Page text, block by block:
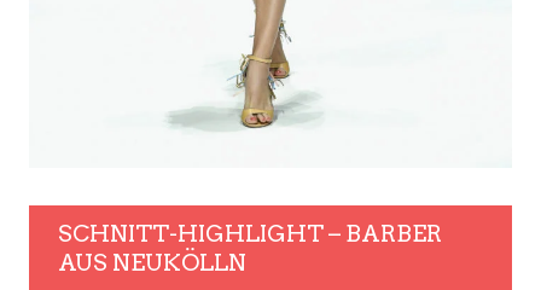
SCHNITT-HIGHLIGHT – BARBER
AUS NEUKÖLLN